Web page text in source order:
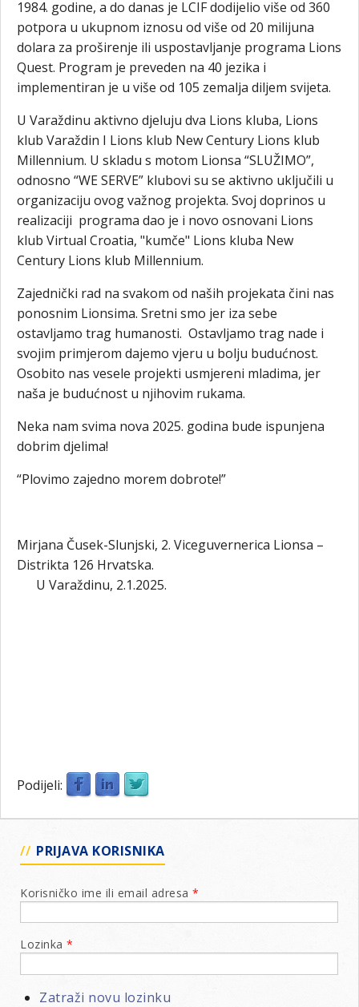
1984. godine, a do danas je LCIF dodijelio više od 360
potpora u ukupnom iznosu od više od 20 milijuna
dolara za proširenje ili uspostavljanje programa Lions
Quest. Program je preveden na 40 jezika i
implementiran je u više od 105 zemalja diljem svijeta.
U Varaždinu aktivno djeluju dva Lions kluba, Lions
klub Varaždin I Lions klub New Century Lions klub
Millennium. U skladu s motom Lionsa “SLUŽIMO”,
odnosno “WE SERVE” klubovi su se aktivno uključili u
organizaciju ovog važnog projekta. Svoj doprinos u
realizaciji programa dao je i novo osnovani Lions
klub Virtual Croatia, "kumče" Lions kluba New
Century Lions klub Millennium.
Zajednički rad na svakom od naših projekata čini nas
ponosnim Lionsima. Sretni smo jer iza sebe
ostavljamo trag humanosti. Ostavljamo trag nade i
svojim primjerom dajemo vjeru u bolju budućnost.
Osobito nas vesele projekti usmjereni mladima, jer
naša je budućnost u njihovim rukama.
Neka nam svima nova 2025. godina bude ispunjena
dobrim djelima!
“Plovimo zajedno morem dobrote!”
Mirjana Čusek-Slunjski, 2. Viceguvernerica Lionsa –
Distrikta 126 Hrvatska.
U Varaždinu, 2.1.2025.
Podijeli:
PRIJAVA KORISNIKA
Korisničko ime ili email adresa *
Lozinka *
Zatraži novu lozinku